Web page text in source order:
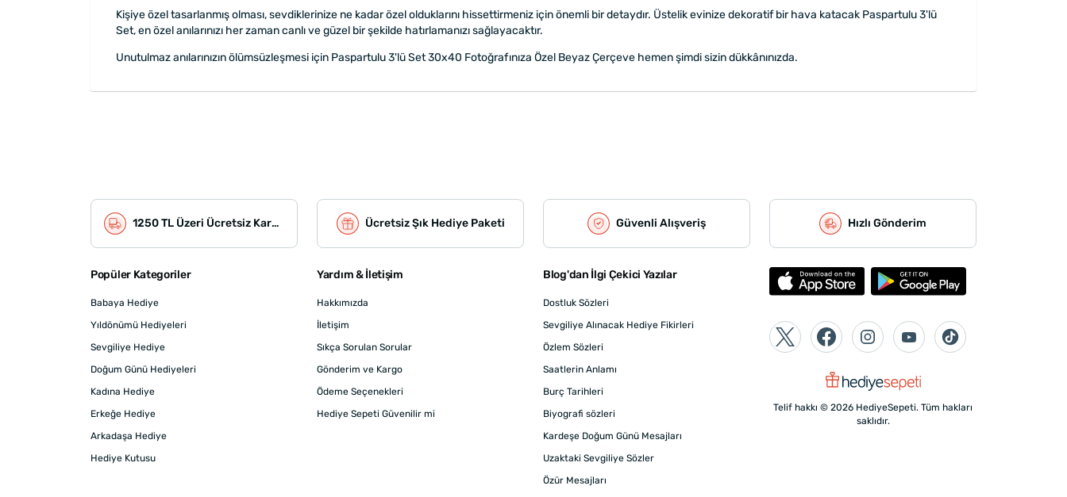
Kişiye özel tasarlanmış olması, sevdiklerinize ne kadar özel olduklarını hissettirmeniz için önemli bir detaydır. Üstelik evinize dekoratif bir hava katacak Paspartulu 3'lü
Set, en özel anılarınızı her zaman canlı ve güzel bir şekilde hatırlamanızı sağlayacaktır.
Unutulmaz anılarınızın ölümsüzleşmesi için Paspartulu 3'lü Set 30x40 Fotoğrafınıza Özel Beyaz Çerçeve hemen şimdi sizin dükkânınızda.
1250 TL Üzeri Ücretsiz Kargo Ücretsiz Şık Hediye Paketi Güvenli Alışveriş Hızlı Gönderim
Popüler Kategoriler
Babaya Hediye
Yıldönümü Hediyeleri
Sevgiliye Hediye
Doğum Günü Hediyeleri
Kadına Hediye
Erkeğe Hediye
Arkadaşa Hediye
Hediye Kutusu
Yardım & İletişim
Hakkımızda
İletişim
Sıkça Sorulan Sorular
Gönderim ve Kargo
Ödeme Seçenekleri
Hediye Sepeti Güvenilir mi
Blog'dan İlgi Çekici Yazılar
Dostluk Sözleri
Sevgiliye Alınacak Hediye Fikirleri
Özlem Sözleri
Saatlerin Anlamı
Burç Tarihleri
Biyografi sözleri
Kardeşe Doğum Günü Mesajları
Uzaktaki Sevgiliye Sözler
Özür Mesajları
Telif hakkı © 2026 HediyeSepeti. Tüm hakları
saklıdır.